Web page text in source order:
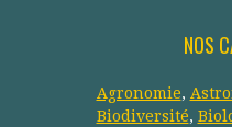
NOS
Agronomie,
Biodiversité,